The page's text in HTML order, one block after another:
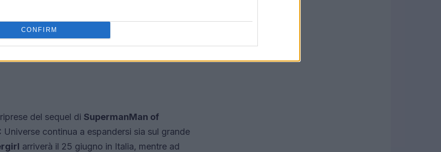
CONFIRM
del sequel di SupermanMan of
continua a espandersi sia sul grande
arriverà il 25 giugno in Italia, mentre ad